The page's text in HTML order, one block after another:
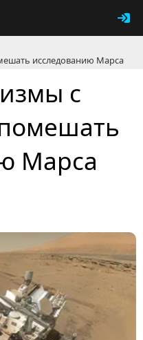
исследованию Марса
с
Марса